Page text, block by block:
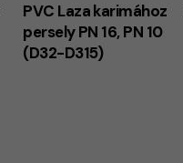
PVC Laza karimához
persely PN 16, PN 10
(D32-D315)